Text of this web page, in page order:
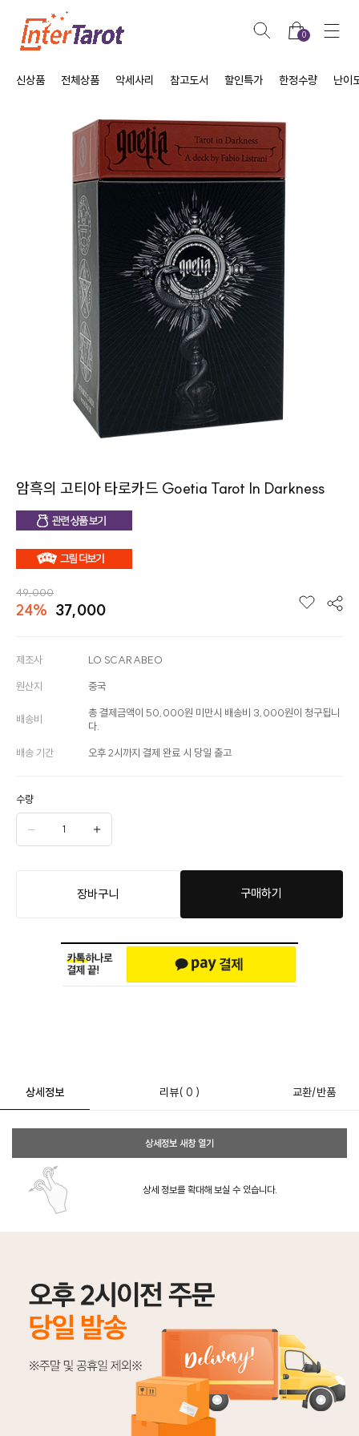
0
신상품 전체상품 악세사리 참고도서 할인특가 한정수량 난이
암흑의 고티아 타로카드 Goetia Tarot In Darkness
49,000
24% 37,000
제조사 LO SCARABEO
원산지 중국
배송비
총 결제금액이 50,000원 미만시 배송비 3,000원이 청구됩니
다.
배송 기간 오후 2시까지 결제 완료 시 당일 출고
수량
장바구니 구매하기
상세정보 리뷰( 0 ) 교환/반품
상세정보 새창 열기
상세 정보를 확대해 보실 수 있습니다.